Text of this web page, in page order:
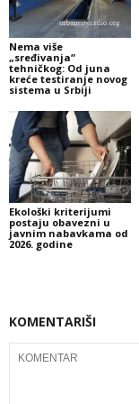
Nema više
„sređivanja“
tehničkog: Od juna
kreće testiranje novog
sistema u Srbiji
Ekološki kriterijumi
postaju obavezni u
javnim nabavkama od
2026. godine
KOMENTARIŠI